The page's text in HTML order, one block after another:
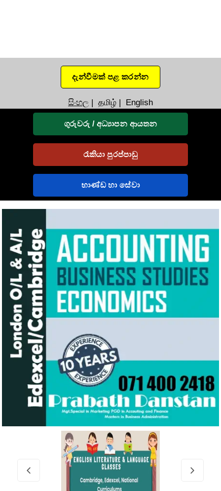
දැන්වීමක් පළ කරන්න
සිංහල | தமிழ் | English
ගුරුවරු / අධ්‍යාපන ආයතන
රැකියා පුරප්පාඩු
භාණ්ඩ හා සේවා